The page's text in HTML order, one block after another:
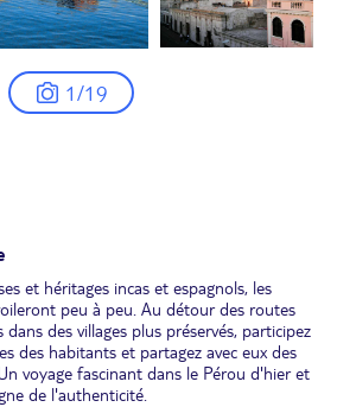
1/19
et héritages incas et espagnols, les
peu à peu. Au détour des routes
des villages plus préservés, participez
des habitants et partagez avec eux des
voyage fascinant dans le Pérou d'hier et
de l'authenticité.